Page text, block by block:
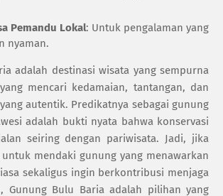
Pemandu Lokal: Untuk pengalaman yang
nyaman.
adalah destinasi wisata yang sempurna
mencari kedamaian, tantangan, dan
autentik. Predikatnya sebagai gunung
adalah bukti nyata bahwa konservasi
seiring dengan pariwisata. Jadi, jika
mendaki gunung yang menawarkan
sekaligus ingin berkontribusi menjaga
Gunung Bulu Baria adalah pilihan yang